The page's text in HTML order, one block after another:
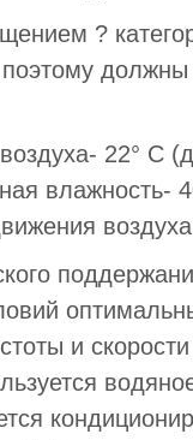
?
22° С
влажность-
и